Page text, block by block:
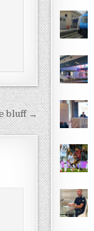
bluff →